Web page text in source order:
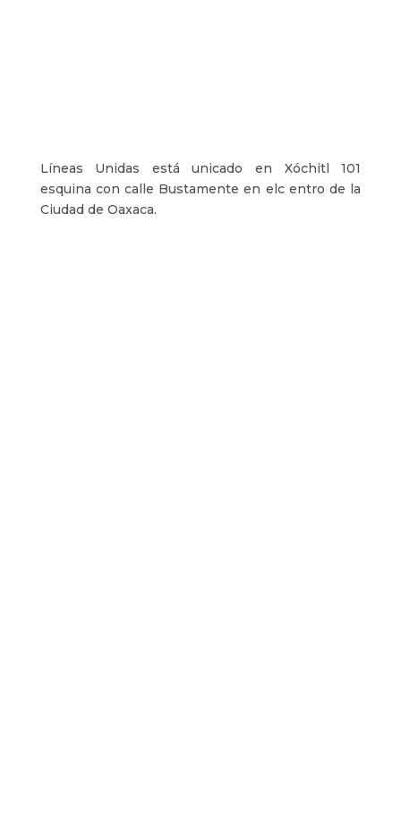
Líneas Unidas está unicado en Xóchitl 101
esquina con calle Bustamente en elc entro de la
Ciudad de Oaxaca.